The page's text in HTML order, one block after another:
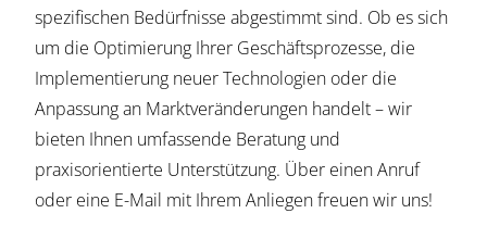
spezifischen Bedürfnisse abgestimmt sind. Ob es sich
um die Optimierung Ihrer Geschäftsprozesse, die
Implementierung neuer Technologien oder die
Anpassung an Marktveränderungen handelt – wir
bieten Ihnen umfassende Beratung und
praxisorientierte Unterstützung. Über einen Anruf
oder eine E-Mail mit Ihrem Anliegen freuen wir uns!